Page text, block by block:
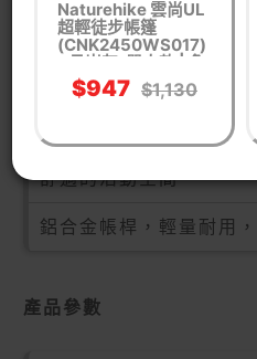
產品特點
雙層滌綸布，UPF50+
大門廳設計，可拓展室
舒適的活動空間
鋁合金帳桿，輕量耐用
產品參數
Naturehike 雲尚UL
超輕徒步帳篷
(CNK2450WS017)
- 月岩灰-單人款 | 魚
脊結構 | 一帳三用
$947 $1,130